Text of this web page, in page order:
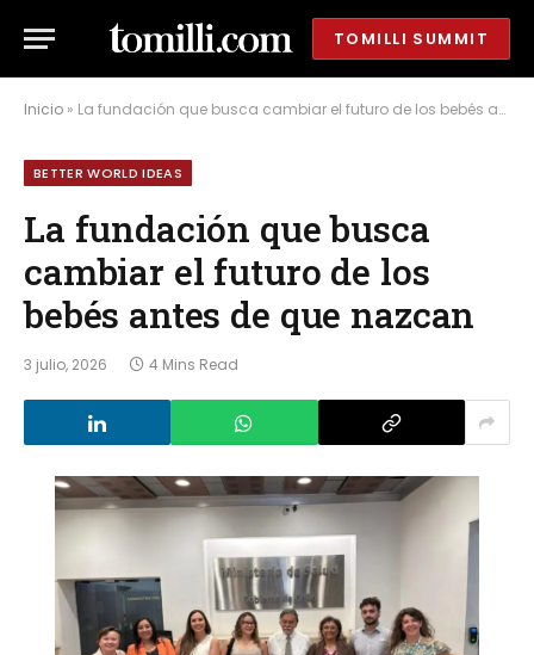
TOMILLI SUMMIT
Inicio » La fundación que busca cambiar el futuro de los bebés antes de que nazcan
BETTER WORLD IDEAS
La fundación que busca
cambiar el futuro de los
bebés antes de que nazcan
3 julio, 2026 4 Mins Read